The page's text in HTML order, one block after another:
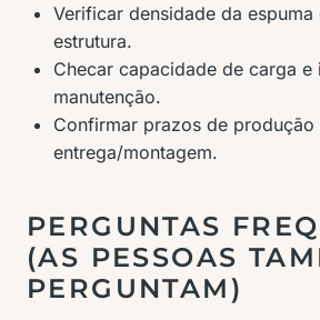
Verificar densidade da espuma
estrutura.
Checar capacidade de carga e
manutenção.
Confirmar prazos de
entrega/montagem.
PERGUNTAS
(AS PESSOAS
PERGUNTAM)